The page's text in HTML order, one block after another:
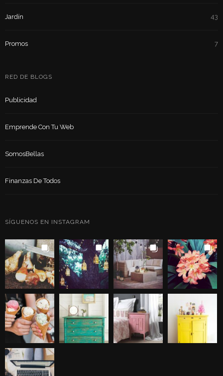
Jardín 43
Promos 7
RED DE BLOGS
Publicidad
Emprende Con Tu Web
SomosBellas
Finanzas De Todos
SÍGUENOS EN INSTAGRAM